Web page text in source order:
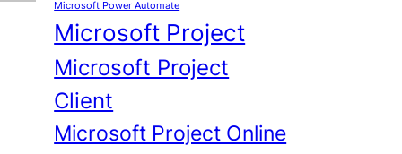
Microsoft Power Automate
Microsoft Project
Microsoft Project
Client
Microsoft Project Online